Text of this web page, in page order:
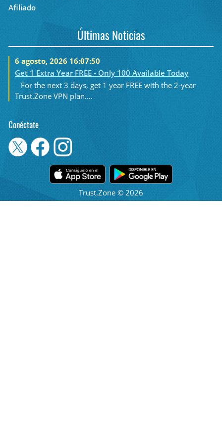
Afiliado
Últimas Noticias
6 agosto, 2026 16:07:50
Get 1 Extra Year FREE - Only 100 Available Today
For the next 3 days, get 1 year FREE with the 2-year
Trust.Zone VPN plan....
Conéctate
Trust.Zone © 2026